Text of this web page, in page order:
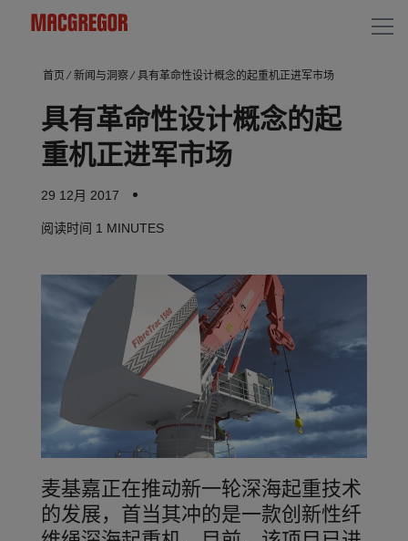
首页 ⁄ 新闻与洞察 ⁄ 具有革命性设计概念的起重机正进军市场
具有革命性设计概念的起
重机正进军市场
29 12月 2017
阅读时间 1 MINUTES
麦基嘉正在推动新一轮深海起重技术
的发展，首当其冲的是一款创新性纤